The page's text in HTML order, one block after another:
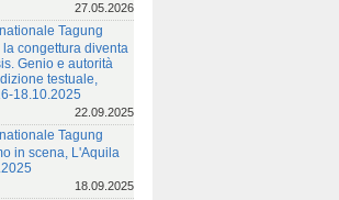
27.05.2026
Tagung
la congettura diventa
Genio e autorità
testuale,
18.10.2025
22.09.2025
Tagung
in scena, L'Aquila
18.09.2025